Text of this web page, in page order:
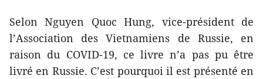
Selon Nguyen Quoc Hung, vice-président de
l’Association des Vietnamiens de Russie, en
raison du COVID-19, ce livre n’a pas pu être
livré en Russie. C’est pourquoi il est présenté en